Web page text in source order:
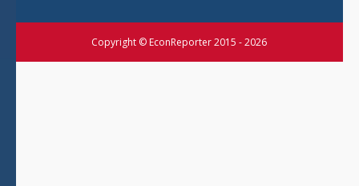
Copyright © EconReporter 2015 - 2026